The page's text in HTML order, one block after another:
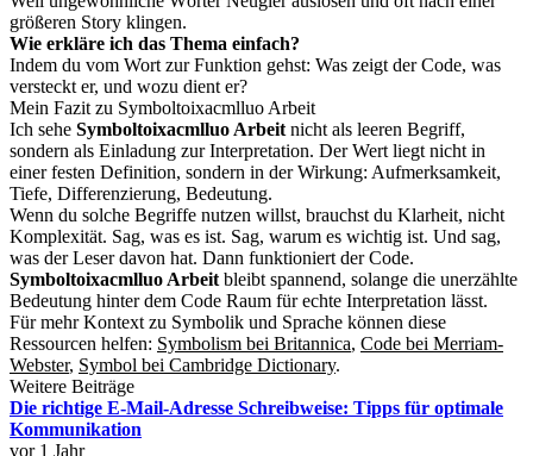
größeren Story klingen.
Wie erkläre ich das Thema einfach?
Indem du vom Wort zur Funktion gehst: Was zeigt der Code, was
versteckt er, und wozu dient er?
Mein Fazit zu Symboltoixacmlluo Arbeit
Ich sehe Symboltoixacmlluo Arbeit nicht als leeren Begriff,
sondern als Einladung zur Interpretation. Der Wert liegt nicht in
einer festen Definition, sondern in der Wirkung: Aufmerksamkeit,
Tiefe, Differenzierung, Bedeutung.
Wenn du solche Begriffe nutzen willst, brauchst du Klarheit, nicht
Komplexität. Sag, was es ist. Sag, warum es wichtig ist. Und sag,
was der Leser davon hat. Dann funktioniert der Code.
Symboltoixacmlluo Arbeit bleibt spannend, solange die unerzählte
Bedeutung hinter dem Code Raum für echte Interpretation lässt.
Für mehr Kontext zu Symbolik und Sprache können diese
Ressourcen helfen: Symbolism bei Britannica, Code bei Merriam-
Webster, Symbol bei Cambridge Dictionary.
Weitere Beiträge
Die richtige E-Mail-Adresse Schreibweise: Tipps für optimale
Kommunikation
vor 1 Jahr